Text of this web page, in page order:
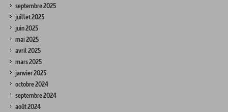
septembre 2025
juillet 2025
juin 2025
mai 2025
avril 2025
mars 2025
janvier 2025
octobre 2024
septembre 2024
août 2024